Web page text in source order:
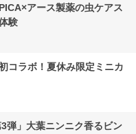
アース製薬の虫ケアス
験
コラボ！夏休み限定ミニカ
弾」大葉ニンニク香るビン